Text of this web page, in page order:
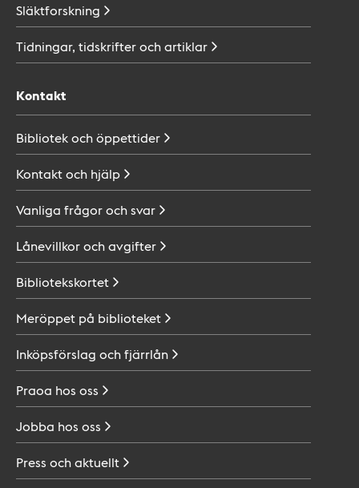
Släktforskning
Tidningar, tidskrifter ochartiklar
Kontakt
Bibliotek ochöppettider
Kontakt och hjälp
Vanliga frågor ochsvar
Lånevillkor ochavgifter
Bibliotekskortet
Meröppet på biblioteket
Inköpsförslag ochfjärrlån
Praoa hos oss
Jobba hos oss
Press ochaktuellt